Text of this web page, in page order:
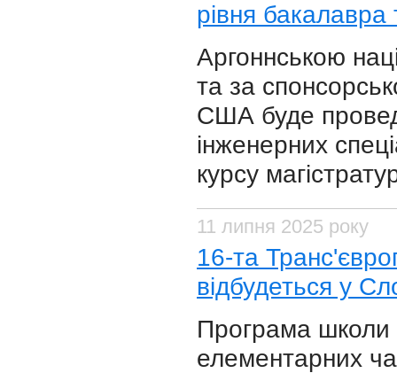
рівня бакалавра
Аргоннською
та за
США буде
інженерних
курсу
11 липня 2025 року
16-та
відбудеться у
Програма школи
елементарних